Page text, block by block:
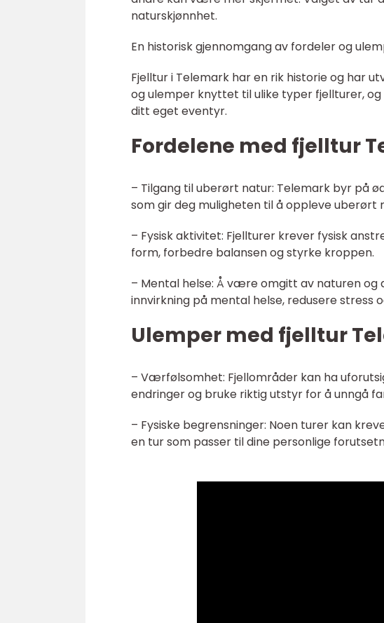
naturskjønnhet.
En historisk gjennomgang av fordeler og
Fjelltur i Telemark har en rik historie og har
og ulemper knyttet til ulike typer fjellturer,
ditt eget eventyr.
Fordelene med fjelltur
– Tilgang til uberørt natur: Telemark byr på
som gir deg muligheten til å oppleve
– Fysisk aktivitet: Fjellturer krever fysisk
form, forbedre balansen og styrke kroppen.
– Mental helse: Å være omgitt av naturen og
innvirkning på mental helse, redusere stress
Ulemper med fjelltur
– Værfølsomhet: Fjellområder kan ha
endringer og bruke riktig utstyr for å unngå
– Fysiske begrensninger: Noen turer kan
en tur som passer til dine personlige